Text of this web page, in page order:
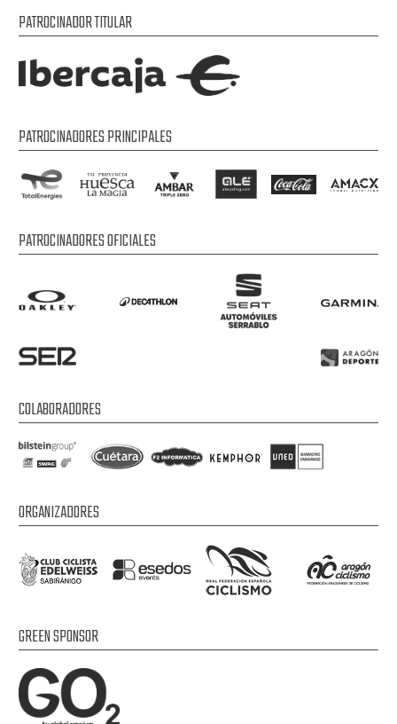
PATROCINADOR TITULAR
PATROCINADORES PRINCIPALES
PATROCINADORES OFICIALES
COLABORADORES
ORGANIZADORES
GREEN SPONSOR